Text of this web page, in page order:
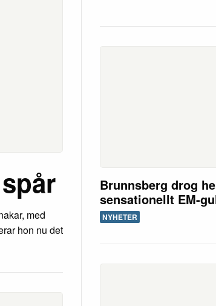
med
hon nu det
Brunnsberg drog
sensationellt EM-
NYHETER